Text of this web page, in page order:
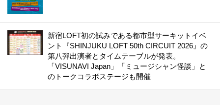
新宿LOFT初の試みである都市型サーキットイベ
ント『SHINJUKU LOFT 50th CIRCUIT 2026』の
第八弾出演者とタイムテーブルが発表。
「VISUNAVI Japan」「ミュージシャン怪談」と
のトークコラボステージも開催